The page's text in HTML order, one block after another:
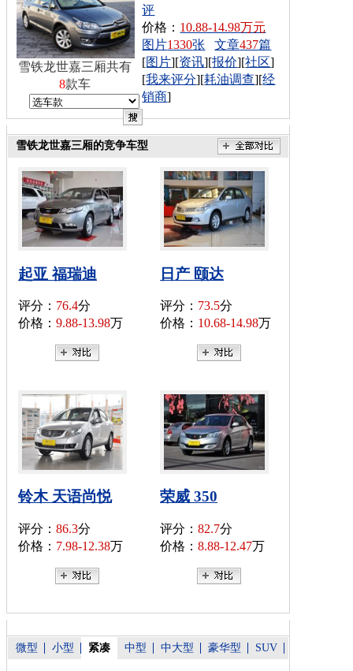
评
价格： 10.88-14.98万元
图片1330张 文章437篇
[图片][资讯][报价][社区]
[我来评分][耗油调查][经
销商]
雪铁龙世嘉三厢共有
8款车
雪铁龙世嘉三厢的竞争车型
起亚 福瑞迪
评分： 76.4分
价格： 9.88-13.98万
日产 颐达
评分： 73.5分
价格： 10.68-14.98万
铃木 天语尚悦
评分： 86.3分
价格： 7.98-12.38万
荣威 350
评分： 82.7分
价格： 8.88-12.47万
微型 小型 紧凑 中型 中大型 豪华型 SUV